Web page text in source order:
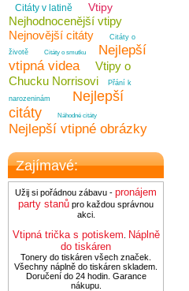
Citáty v latině Vtipy
Nejhodnocenější vtipy
Nejnovější citáty
Citáty o
životě
Citáty o smutku
Nejlepší
vtipná videa
Vtipy o
Chucku Norrisovi
Přání k
narozeninám
Nejlepší
citáty
Náhodné citáty
Nejlepší vtipné obrázky
Zajímavé:
Užij si pořádnou zábavu - pronájem
party stanů pro každou správnou
akci.
Vtipná trička s potiskem Náplně
do tiskáren
Tonery do tiskáren všech značek.
Všechny náplně do tiskáren skladem.
Doručení do 24 hodin. Garance
nákupu.